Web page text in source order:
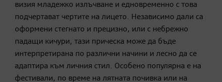
визия младежко излъчване и едновременно с това
подчертават чертите на лицето. Независимо дали са
оформени стегнато и прецизно, или с небрежно
падащи кичури, тази прическа може да бъде
интерпретирана по различни начини и лесно да се
адаптира към личния стил. Особено популярна е на
фестивали, по време на лятната почивка или на